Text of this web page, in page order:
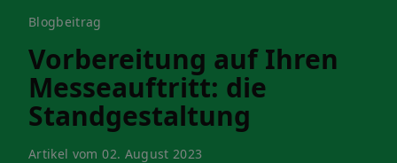
Blogbeitrag
Vorbereitung auf Ihren
Messeauftritt: die
Standgestaltung
Artikel vom 02. August 2023